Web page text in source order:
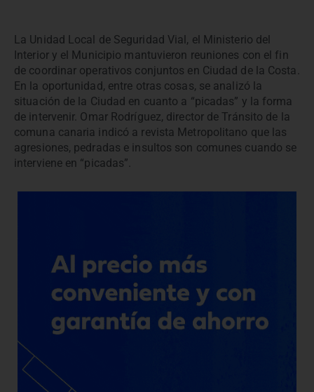
La Unidad Local de Seguridad Vial, el Ministerio del
Interior y el Municipio mantuvieron reuniones con el fin
de coordinar operativos conjuntos en Ciudad de la Costa.
En la oportunidad, entre otras cosas, se analizó la
situación de la Ciudad en cuanto a “picadas” y la forma
de intervenir. Omar Rodríguez, director de Tránsito de la
comuna canaria indicó a revista Metropolitano que las
agresiones, pedradas e insultos son comunes cuando se
interviene en “picadas”.